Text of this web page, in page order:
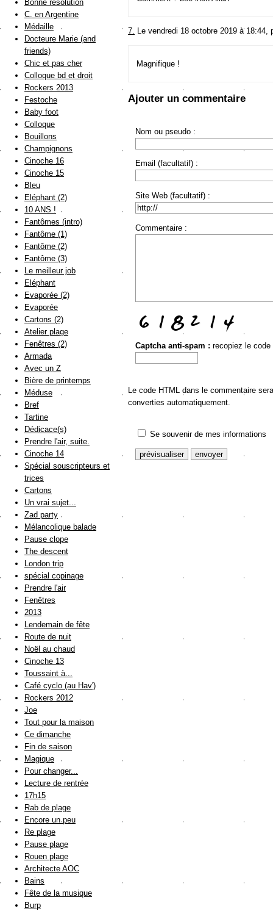
7. Le vendredi 18 octobre 2019 à 18:44,
Magnifique !
Ajouter un commentaire
Nom ou pseudo :
Email (facultatif) :
Site Web (facultatif) :
Commentaire :
Captcha anti-spam : recopiez le code
Le code HTML dans le commentaire
converties automatiquement.
Se souvenir de mes informations
Bonne résolution
C. en Argentine
Médaille
Docteure Marie (and
friends)
Chic et pas cher
Colloque bd et droit
Rockers 2013
Festoche
Baby foot
Colloque
Bouillons
Champignons
Cinoche 16
Cinoche 15
Bleu
Eléphant (2)
10 ANS !
Fantômes (intro)
Fantôme (1)
Fantôme (2)
Fantôme (3)
Le meilleur job
Eléphant
Evaporée (2)
Evaporée
Cartons (2)
Atelier plage
Fenêtres (2)
Armada
Avec un Z
Bière de printemps
Méduse
Bref
Tartine
Dédicace(s)
Prendre l'air, suite.
Cinoche 14
Spécial souscripteurs et
trices
Cartons
Un vrai sujet...
Zad party
Mélancolique balade
Pause clope
The descent
London trip
spécial copinage
Prendre l'air
Fenêtres
2013
Lendemain de fête
Route de nuit
Noël au chaud
Cinoche 13
Toussaint à...
Café cyclo (au Hav')
Rockers 2012
Joe
Tout pour la maison
Ce dimanche
Fin de saison
Magique
Pour changer...
Lecture de rentrée
17h15
Rab de plage
Encore un peu
Re plage
Pause plage
Rouen plage
Architecte AOC
Bains
Fête de la musique
Burp